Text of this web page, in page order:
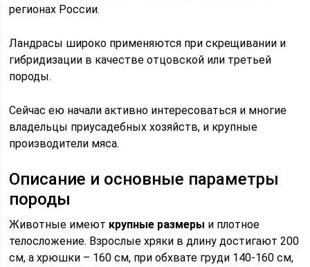
регионах России.
Ландрасы широко применяются при скрещивании и
гибридизации в качестве отцовской или третьей
породы.
Сейчас ею начали активно интересоваться и многие
владельцы приусадебных хозяйств, и крупные
производители мяса.
Описание и основные параметры
породы
Животные имеют крупные размеры и плотное
телосложение. Взрослые хряки в длину достигают 200
см, а хрюшки – 160 см, при обхвате груди 140-160 см,